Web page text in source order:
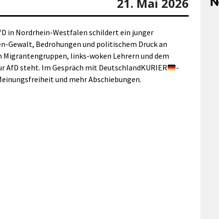
in Nordrhein-Westfalen schildert ein junger
Gewalt, Bedrohungen und politischem Druck an
Migrantengruppen, links-woken Lehrern und dem
AfD steht. Im Gespräch mit DeutschlandKURIER
-
und mehr Abschiebungen.